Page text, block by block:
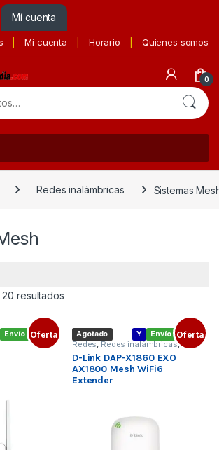
Mí cuenta
Mi cuenta Horario Quienes somos
0
Redes inalámbricas Sistemas
20 resultadosOrdenado por precio: bajo a alto
Envío gratis
Oferta Envío gratis
Y
Agotado Oferta
Redes, Redes inalámbricas,
Sistemas Mesh
D-Link DAP-X1860 EXO
AX1800 Mesh WiFi6
Extender